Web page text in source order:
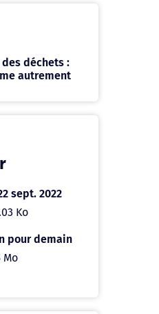
déchets :
autrement
sept. 2022
Ko
pour demain
Mo